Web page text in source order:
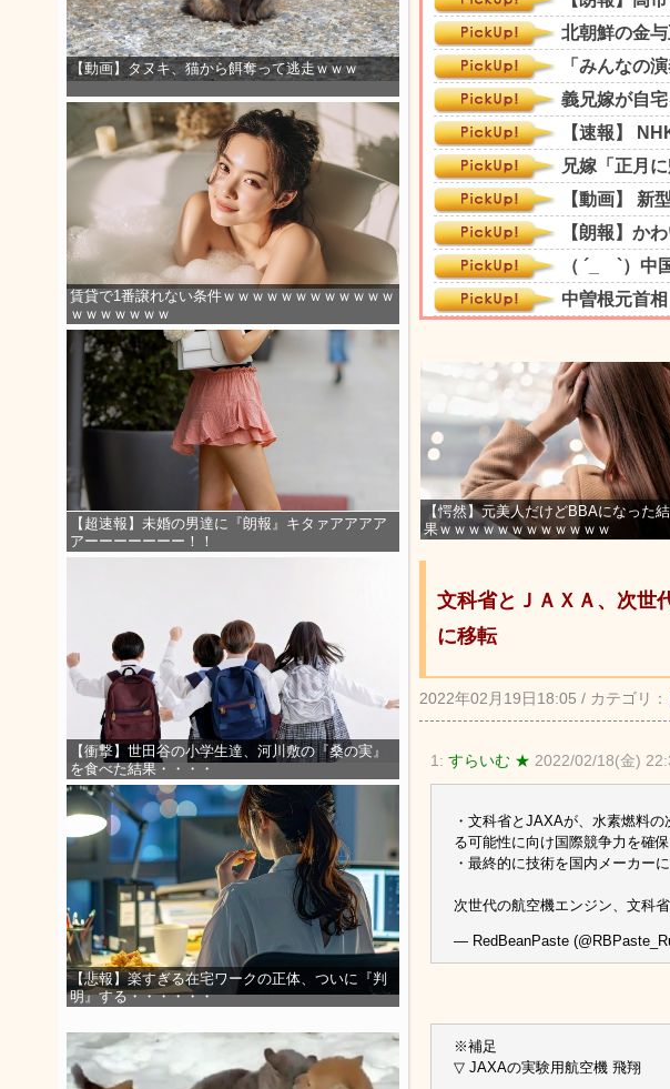
【動画】タヌキ、猫から餌奪って逃走ｗｗｗ
賃貸で1番譲れない条件ｗｗｗｗｗｗｗｗｗｗｗｗ
ｗｗｗｗｗｗｗ
【超速報】未婚の男達に『朗報』キタァアアアア
アーーーーーーー！！
【衝撃】世田谷の小学生達、河川敷の『桑の実』
を食べた結果・・・・
【悲報】楽すぎる在宅ワークの正体、ついに『判
明』する・・・・・・
【愕然】元美人だけどBBAになった結
果ｗｗｗｗｗｗｗｗｗｗｗｗ
文科省とＪＡＸＡ、次世
に移転
2022年02月19日18:05 / カテゴリ：
1: すらいむ ★ 2022/02/18(金)
・文科省とJAXAが、水素燃料
る可能性に向け国際競争力を確
・最終的に技術を国内メーカー
次世代の航空機エンジン、文科
— RedBeanPaste
※補足
▽ JAXAの実験用航空機 飛翔